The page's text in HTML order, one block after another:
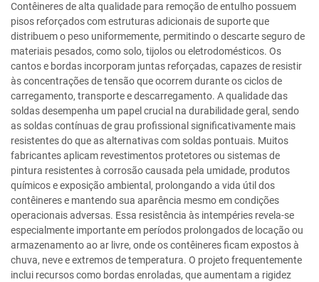
Contêineres de alta qualidade para remoção de entulho possuem
pisos reforçados com estruturas adicionais de suporte que
distribuem o peso uniformemente, permitindo o descarte seguro de
materiais pesados, como solo, tijolos ou eletrodomésticos. Os
cantos e bordas incorporam juntas reforçadas, capazes de resistir
às concentrações de tensão que ocorrem durante os ciclos de
carregamento, transporte e descarregamento. A qualidade das
soldas desempenha um papel crucial na durabilidade geral, sendo
as soldas contínuas de grau profissional significativamente mais
resistentes do que as alternativas com soldas pontuais. Muitos
fabricantes aplicam revestimentos protetores ou sistemas de
pintura resistentes à corrosão causada pela umidade, produtos
químicos e exposição ambiental, prolongando a vida útil dos
contêineres e mantendo sua aparência mesmo em condições
operacionais adversas. Essa resistência às intempéries revela-se
especialmente importante em períodos prolongados de locação ou
armazenamento ao ar livre, onde os contêineres ficam expostos à
chuva, neve e extremos de temperatura. O projeto frequentemente
inclui recursos como bordas enroladas, que aumentam a rigidez